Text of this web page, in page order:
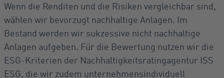
Wenn die Renditen und die Risiken vergleichbar sind,
wählen wir bevorzugt nachhaltige Anlagen. Im
Bestand werden wir sukzessive nicht nachhaltige
Anlagen aufgeben. Für die Bewertung nutzen wir die
ESG-Kriterien der Nachhaltigkeitsratingagentur ISS
ESG, die wir zudem unternehmensindividuell